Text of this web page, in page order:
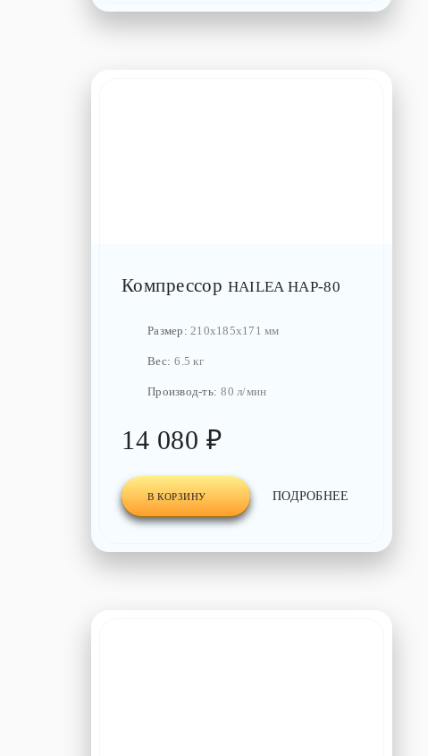
Компрессор HAILEA HAP-80
Размер:210x185x171 мм
Вес: 6.5 кг
Производ-ть: 80 л/мин
14 080 ₽
В КОРЗИНУ ПОДРОБНЕЕ